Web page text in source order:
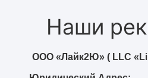
Наши
ООО «Лайк2Ю» ( LLC